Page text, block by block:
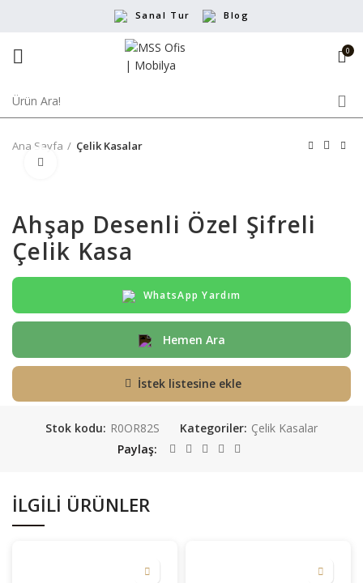
Sanal Tur Blog
0
Ana Sayfa
Çelik Kasalar
Ahşap Desenli Özel Şifreli
Çelik Kasa
WhatsApp Yardım
Hemen Ara
İstek listesine ekle
Stok kodu: R0OR82S Kategoriler: Çelik Kasalar
Paylaş
İLGILI ÜRÜNLER